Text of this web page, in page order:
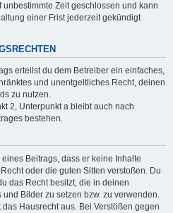
unbestimmte Zeit geschlossen und kann
einer Frist jederzeit gekündigt
erteilst du dem Betreiber ein einfaches,
und unentgeltliches Recht, deinen
zu nutzen.
2, Unterpunkt a bleibt auch nach
bestehen.
Beitrags, dass er keine Inhalte
oder die guten Sitten verstoßen. Du
das Recht besitzt, die in deinen
Bilder zu setzen bzw. zu verwenden.
Hausrecht aus. Bei Verstößen gegen